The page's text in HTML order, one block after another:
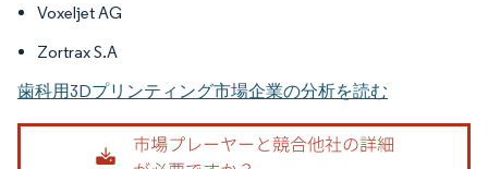
Voxeljet AG
Zortrax S.A
歯科用3Dプリンティング市場企業の分析を読む